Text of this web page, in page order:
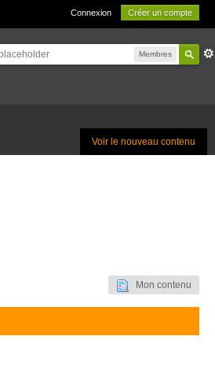
Connexion Créer un compte
Membres
Voir le nouveau contenu
Mon contenu